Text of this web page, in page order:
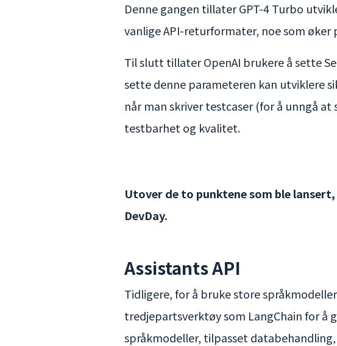
Denne gangen tillater GPT-4 Turbo
vanlige API-returformater, noe som
Til slutt tillater OpenAI brukere å sette
sette denne parameteren kan utviklere
når man skriver testcaser (for å unngå
testbarhet og kvalitet.
Utover de to punktene som ble
DevDay.
Assistants API
Tidligere, for å bruke store
tredjepartsverktøy som LangChain for å
språkmodeller, tilpasset